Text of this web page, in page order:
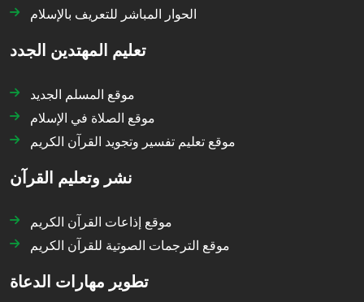
الحوار المباشر للتعريف بالإسلام
تعليم المهتدين الجدد
موقع المسلم الجديد
موقع الصلاة في الإسلام
موقع تعليم تفسير وتجويد القرآن الكريم
نشر وتعليم القرآن
موقع إذاعات القرآن الكريم
موقع الترجمات الصوتية للقرآن الكريم
تطوير مهارات الدعاة